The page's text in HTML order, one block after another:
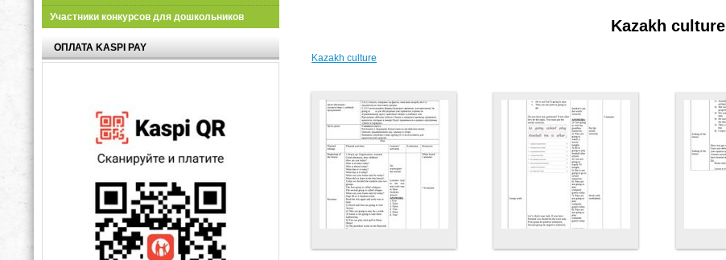
Участники конкурсов для дошкольников
ОПЛАТА KASPI PAY
Kazakh culture
Kazakh culture